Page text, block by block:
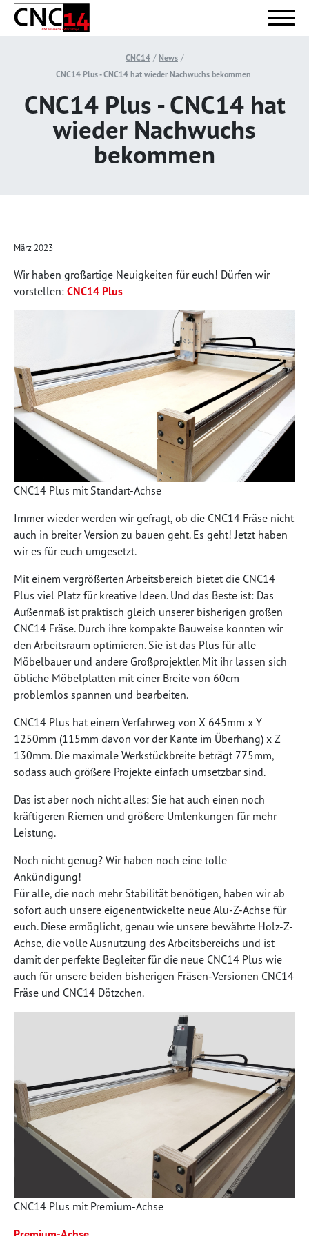
CNC14
News
CNC14 Plus - CNC14 hat wieder Nachwuchs bekommen
CNC14 Plus - CNC14 hat
wieder Nachwuchs
bekommen
März 2023
Wir haben großartige Neuigkeiten für euch! Dürfen wir
vorstellen: CNC14 Plus
CNC14 Plus mit Standart-Achse
Immer wieder werden wir gefragt, ob die CNC14 Fräse nicht
auch in breiter Version zu bauen geht. Es geht! Jetzt haben
wir es für euch umgesetzt.
Mit einem vergrößerten Arbeitsbereich bietet die CNC14
Plus viel Platz für kreative Ideen. Und das Beste ist: Das
Außenmaß ist praktisch gleich unserer bisherigen großen
CNC14 Fräse. Durch ihre kompakte Bauweise konnten wir
den Arbeitsraum optimieren. Sie ist das Plus für alle
Möbelbauer und andere Großprojektler. Mit ihr lassen sich
übliche Möbelplatten mit einer Breite von 60cm
problemlos spannen und bearbeiten.
CNC14 Plus hat einem Verfahrweg von X 645mm x Y
1250mm (115mm davon vor der Kante im Überhang) x Z
130mm. Die maximale Werkstückbreite beträgt 775mm,
sodass auch größere Projekte einfach umsetzbar sind.
Das ist aber noch nicht alles: Sie hat auch einen noch
kräftigeren Riemen und größere Umlenkungen für mehr
Leistung.
Noch nicht genug? Wir haben noch eine tolle
Ankündigung!
Für alle, die noch mehr Stabilität benötigen, haben wir ab
sofort auch unsere eigenentwickelte neue Alu-Z-Achse für
euch. Diese ermöglicht, genau wie unsere bewährte Holz-Z-
Achse, die volle Ausnutzung des Arbeitsbereichs und ist
damit der perfekte Begleiter für die neue CNC14 Plus wie
auch für unsere beiden bisherigen Fräsen-Versionen CNC14
Fräse und CNC14 Dötzchen.
CNC14 Plus mit Premium-Achse